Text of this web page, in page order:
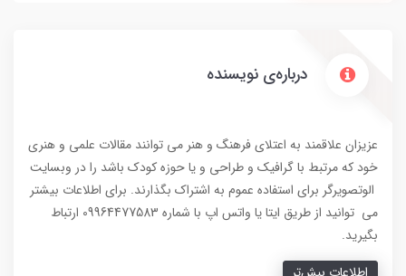
درباره‌ی نویسنده
عزیزان علاقمند به اعتلای فرهنگ و هنر می توانند مقالات علمی و هنری
خود که مرتبط با گرافیک و طراحی و یا حوزه کودک باشد را در وبسایت
الوتصویرگر برای استفاده عموم به اشتراک بگذارند. برای اطلاعات بیشتر
می توانید از طریق ایتا یا واتس اپ با شماره 09964477583 ارتباط
بگیرید.
اطلاعات بیش‌تر